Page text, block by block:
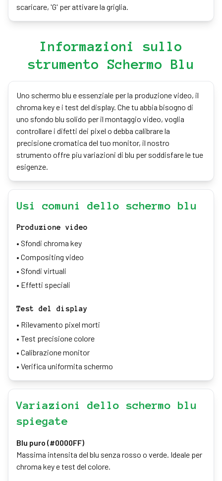
scaricare, 'G' per attivare la griglia.
Informazioni sullo
strumento Schermo Blu
Uno schermo blu e essenziale per la produzione video, il
chroma key e i test del display. Che tu abbia bisogno di
uno sfondo blu solido per il montaggio video, voglia
controllare i difetti dei pixel o debba calibrare la
precisione cromatica del tuo monitor, il nostro
strumento offre piu variazioni di blu per soddisfare le tue
esigenze.
Usi comuni dello schermo blu
Produzione video
• Sfondi chroma key
• Compositing video
• Sfondi virtuali
• Effetti speciali
Test del display
• Rilevamento pixel morti
• Test precisione colore
• Calibrazione monitor
• Verifica uniformita schermo
Variazioni dello schermo blu
spiegate
Blu puro (#0000FF)
Massima intensita del blu senza rosso o verde. Ideale per
chroma key e test del colore.